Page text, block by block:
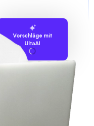
Vorschläge mit
UltaAI